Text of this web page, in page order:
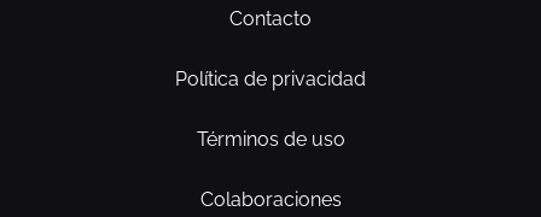
Contacto
Política de privacidad
Términos de uso
Colaboraciones